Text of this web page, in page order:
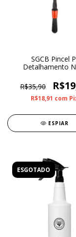
SGCB Pincel
Detalhamento
R$35,90
R$18,91 com
ESPIAR
ESGOTADO